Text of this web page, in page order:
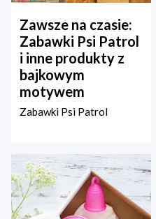
Zawsze na czasie:
Zabawki Psi Patrol
i inne produkty z
bajkowym
motywem
Zabawki Psi Patrol